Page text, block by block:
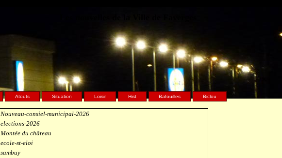
Atouts Situation Loisir Hist Bafouilles Biclou
Nouveau-consiel-municipal-2026
elections-2026
Montée du château
ecole-st-eloi
sambuy